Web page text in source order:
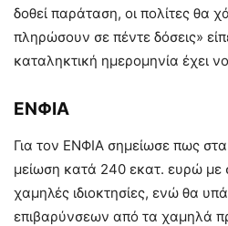
δοθεί παράταση, οι πολίτες θα
πληρώσουν σε πέντε δόσεις»
καταληκτική ημερομηνία έχει
ΕΝΦΙΑ
Για τον ΕΝΦΙΑ σημείωσε πως
μείωση κατά 240 εκατ. ευρώ
χαμηλές ιδιοκτησίες, ενώ θα
επιβαρύνσεων από τα χαμηλά